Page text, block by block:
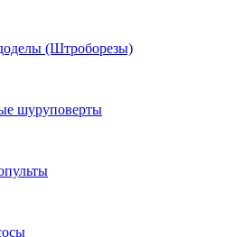
(Штроборезы)
шуруповерты